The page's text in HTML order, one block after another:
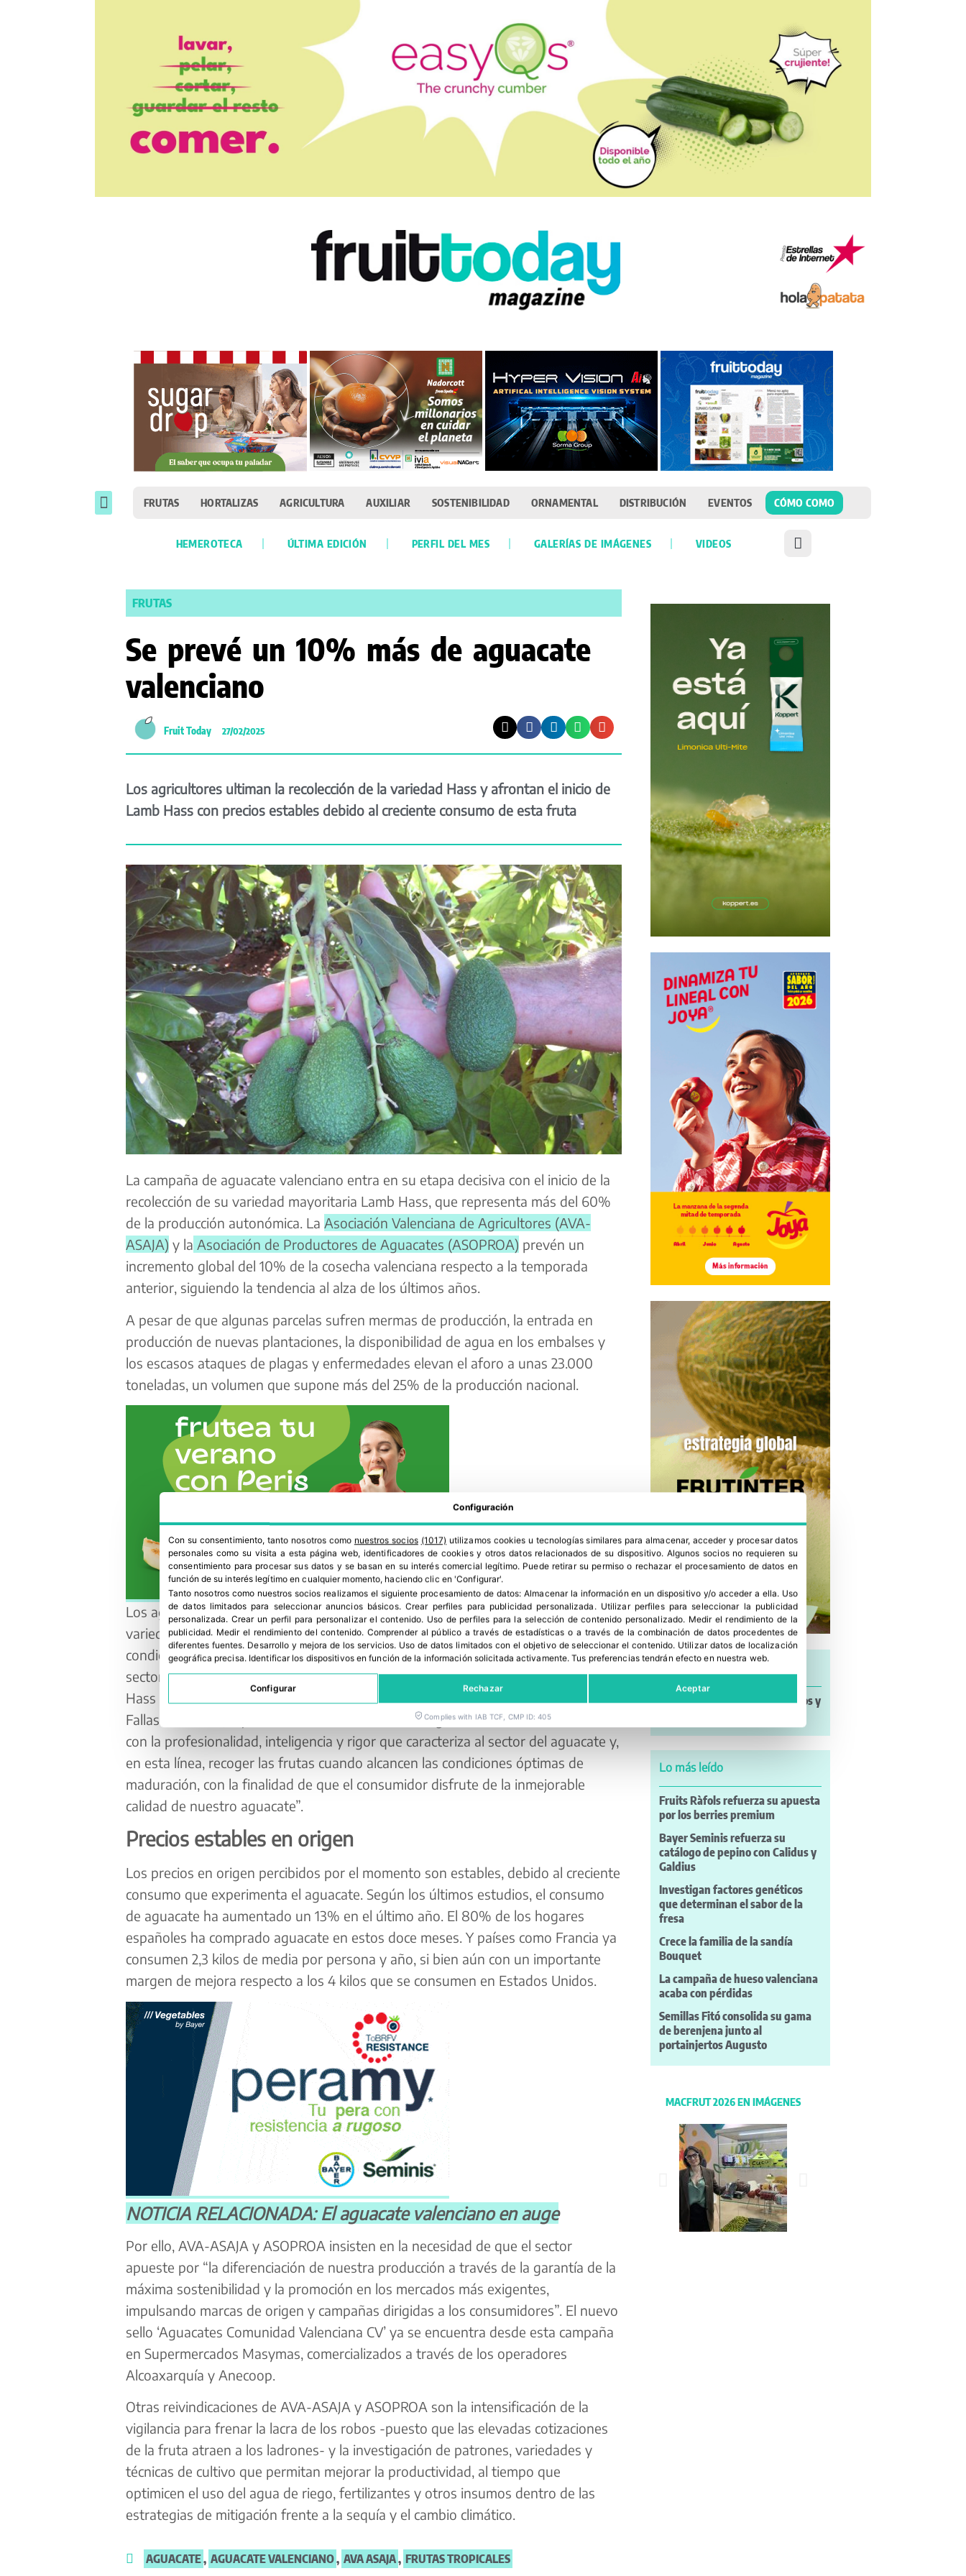
FRUTAS HORTALIZAS AGRICULTURA AUXILIAR SOSTENIBILIDAD ORNAMENTAL DISTRIBUCIÓN EVENTOS CÓMO COMO
HEMEROTECA ÚLTIMA EDICIÓN PERFIL DEL MES GALERÍAS DE IMÁGENES VIDEOS
FRUTAS
Se prevé un 10% más de aguacate
valenciano
Fruit Today 27/02/2025
Los agricultores ultiman la recolección de la variedad Hass y afrontan el inicio de
Lamb Hass con precios estables debido al creciente consumo de esta fruta
La campaña de aguacate valenciano entra en su etapa decisiva con el inicio de la
recolección de su variedad mayoritaria Lamb Hass, que representa más del 60%
de la producción autonómica. La Asociación Valenciana de Agricultores (AVA-
ASAJA) y la Asociación de Productores de Aguacates (ASOPROA) prevén un
incremento global del 10% de la cosecha valenciana respecto a la temporada
anterior, siguiendo la tendencia al alza de los últimos años.
A pesar de que algunas parcelas sufren mermas de producción, la entrada en
producción de nuevas plantaciones, la disponibilidad de agua en los embalses y
los escasos ataques de plagas y enfermedades elevan el aforo a unas 23.000
toneladas, un volumen que supone más del 25% de la producción nacional.
Los agricultores valencianos están ultimando la recogida de aguacates Hass, la
variedad más común en el resto de España y el mundo. Sin embargo, debido a las
condiciones climáticas, este año la maduración de la fruta va adelantada y el
sector estima comenzar la recolección y comercialización de la variedad Lamb
Hass ya a principios de marzo, cuando la fecha habitual suele ser a partir de
Fallas. AVA-ASAJA y ASOPROA instan a todos los agentes de la cadena a “actuar
con la profesionalidad, inteligencia y rigor que caracteriza al sector del aguacate y,
en esta línea, recoger las frutas cuando alcancen las condiciones óptimas de
maduración, con la finalidad de que el consumidor disfrute de la inmejorable
calidad de nuestro aguacate”.
Precios estables en origen
Los precios en origen percibidos por el momento son estables, debido al creciente
consumo que experimenta el aguacate. Según los últimos estudios, el consumo
de aguacate ha aumentado un 13% en el último año. El 80% de los hogares
españoles ha comprado aguacate en estos doce meses. Y países como Francia ya
consumen 2,3 kilos de media por persona y año, si bien aún con un importante
margen de mejora respecto a los 4 kilos que se consumen en Estados Unidos.
NOTICIA RELACIONADA: El aguacate valenciano en auge
Por ello, AVA-ASAJA y ASOPROA insisten en la necesidad de que el sector
apueste por “la diferenciación de nuestra producción a través de la garantía de la
máxima sostenibilidad y la promoción en los mercados más exigentes,
impulsando marcas de origen y campañas dirigidas a los consumidores”. El nuevo
sello ‘Aguacates Comunidad Valenciana CV’ ya se encuentra desde esta campaña
en Supermercados Masymas, comercializados a través de los operadores
Alcoaxarquía y Anecoop.
Otras reivindicaciones de AVA-ASAJA y ASOPROA son la intensificación de la
vigilancia para frenar la lacra de los robos -puesto que las elevadas cotizaciones
de la fruta atraen a los ladrones- y la investigación de patrones, variedades y
técnicas de cultivo que permitan mejorar la productividad, al tiempo que
optimicen el uso del agua de riego, fertilizantes y otros insumos dentro de las
estrategias de mitigación frente a la sequía y el cambio climático.
AGUACATE, AGUACATE VALENCIANO, AVA ASAJA, FRUTAS TROPICALES
Noticias a mi Manera: incendios y
Lo más leído
Fruits Ràfols refuerza su apuesta
por los berries premium
Bayer Seminis refuerza su
catálogo de pepino con Calidus y
Galdius
Investigan factores genéticos
que determinan el sabor de la
fresa
Crece la familia de la sandía
Bouquet
La campaña de hueso valenciana
acaba con pérdidas
Semillas Fitó consolida su gama
de berenjena junto al
portainjertos Augusto
MACFRUT 2026 EN IMÁGENES
Configuración
Con su consentimiento, tanto nosotros como nuestros socios (1017) utilizamos cookies u tecnologías similares para almacenar, acceder y procesar datos
personales como su visita a esta página web, identificadores de cookies y otros datos relacionados de su dispositivo. Algunos socios no requieren su
consentimiento para procesar sus datos y se basan en su interés comercial legítimo. Puede retirar su permiso o rechazar el procesamiento de datos en
función de su interés legítimo en cualquier momento, haciendo clic en 'Configurar'.
Tanto nosotros como nuestros socios realizamos el siguiente procesamiento de datos:Almacenar la información en un dispositivo y/o acceder a ella. Uso
de datos limitados para seleccionar anuncios básicos. Crear perfiles para publicidad personalizada . Utilizar perfiles para seleccionar la publicidad
personalizada. Crear un perfil para personalizar el contenido. Uso de perfiles para la selección de contenido personalizado. Medir el rendimiento de la
publicidad. Medir el rendimiento del contenido. Comprender al público a través de estadísticas o a través de la combinación de datos procedentes de
diferentes fuentes. Desarrollo y mejora de los servicios. Uso de datos limitados con el objetivo de seleccionar el contenido. Utilizar datos de localización
geográfica precisa. Identificar los dispositivos en función de la información solicitada activamente.Tus preferencias tendrán efecto en nuestra web.
Configurar Rechazar Aceptar
Complies with IAB TCF, CMP ID: 405